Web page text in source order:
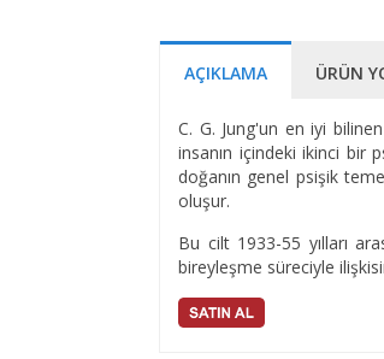
AÇIKLAMA ÜRÜN
C. G. Jung'un en iyi
insanın içindeki ikinci bir
doğanın genel psişik
oluşur.
Bu cilt 1933-55 yılları
bireyleşme süreciyle